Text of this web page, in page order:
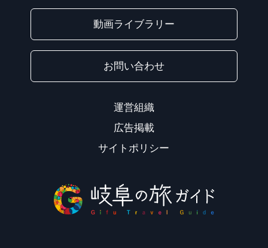
動画ライブラリー
お問い合わせ
運営組織
広告掲載
サイトポリシー